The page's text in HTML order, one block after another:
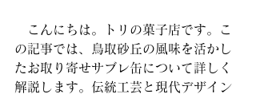
こんにちは。トリの菓子店です。こ
の記事では、鳥取砂丘の風味を活かし
たお取り寄せサブレ缶について詳しく
解説します。伝統工芸と現代デザイン